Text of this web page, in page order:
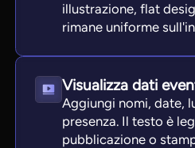
illustrazione, flat
rimane uniforme
Visualizza dati
Aggiungi nomi, date,
presenza. Il testo è
pubblicazione o